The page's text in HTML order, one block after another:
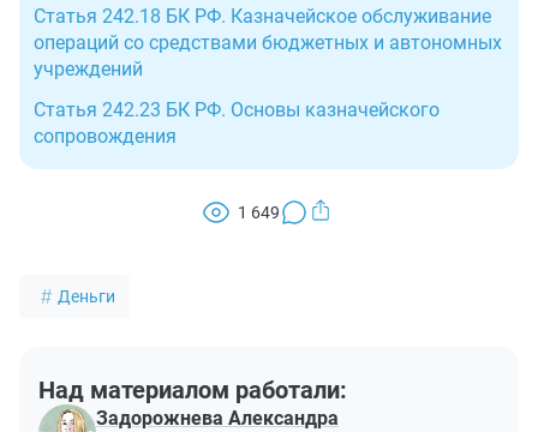
Статья 242.18 БК РФ. Казначейское обслуживание
операций со средствами бюджетных и автономных
учреждений
Статья 242.23 БК РФ. Основы казначейского
сопровождения
1 649
Деньги
Над материалом работали:
Задорожнева Александра